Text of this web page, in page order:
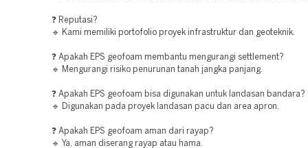
❓ Reputasi?
🔹 Kami memiliki portofolio proyek infrastruktur dan geoteknik.
❓ Apakah EPS geofoam membantu mengurangi settlement?
🔹 Mengurangi risiko penurunan tanah jangka panjang.
❓ Apakah EPS geofoam bisa digunakan untuk landasan bandara?
🔹 Digunakan pada proyek landasan pacu dan area apron.
❓ Apakah EPS geofoam aman dari rayap?
🔹 Ya, aman diserang rayap atau hama.